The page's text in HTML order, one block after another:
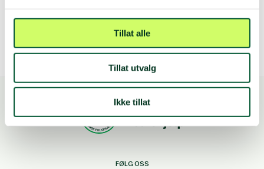
Tillat alle
Tillat utvalg
Ikke tillat
Organisasjonskart medlemsorganisasjonen.pdf
FØLG OSS